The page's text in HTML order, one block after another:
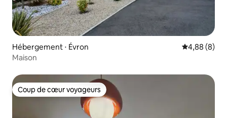
Hébergement ⋅ Évron Évaluation
4,88 (8)
Maison
Coup de cœur voyageurs
Coup de cœur voyageurs